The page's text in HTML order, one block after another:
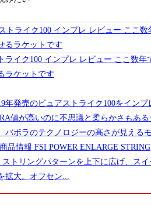
ライク100 インプレ レビュー ここ数年
ラケットです
年発売のピュアストライク100をインプ
値が高いのに不思議と柔らかさもある
バボラのテクノロジーの高さが見える
品情報 FSI POWER ENLARGE STRING
ストリングパターンを上下に広げ、スイ
拡大。オフセン...